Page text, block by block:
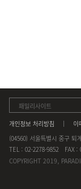
개인정보 처리방침
이
(04560) 서울특별시 중구 퇴
TEL : 02-2278-9852
FAX :
COPYRIGHT 2019,
패밀리사이트